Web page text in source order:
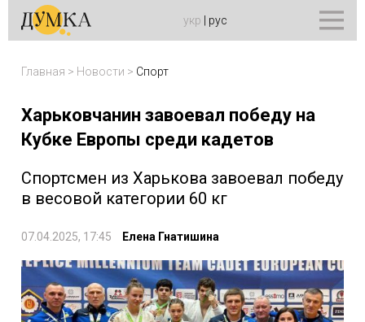
укр рус
Главная > Новости > Спорт
Харьковчанин завоевал победу на
Кубке Европы среди кадетов
Спортсмен из Харькова завоевал победу
в весовой категории 60 кг
07.04.2025, 17:45 Елена Гнатишина